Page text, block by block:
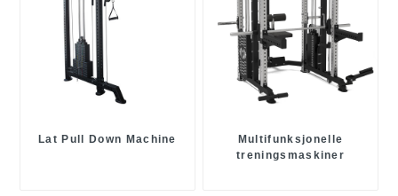
Lat Pull Down Machine
Multifunksjonelle
treningsmaskiner